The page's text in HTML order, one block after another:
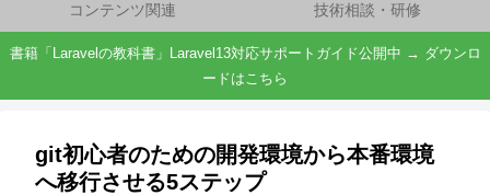
コンテンツ関連 技術相談・研修
書籍「Laravelの教科書」Laravel13対応サポートガイド公開中 → ダウンロ
ードはこちら
git初心者のための開発環境から本番環境
へ移行させる5ステップ